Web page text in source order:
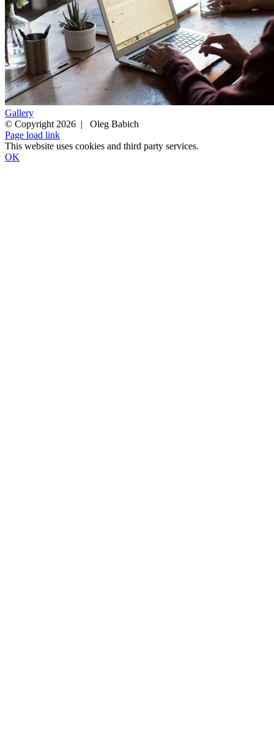
Gallery
© Copyright 2026 | Oleg Babich
Facebook
Instagram
Page load link
This website uses cookies and third party services.
OK